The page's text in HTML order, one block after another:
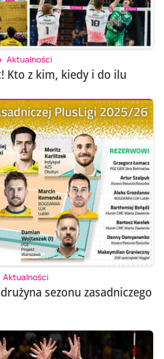
Aktualności
Kto z kim, kiedy i do ilu
Aktualności
sezonu zasadniczego